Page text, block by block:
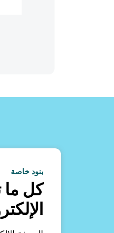
بنود خاصة
كل ما